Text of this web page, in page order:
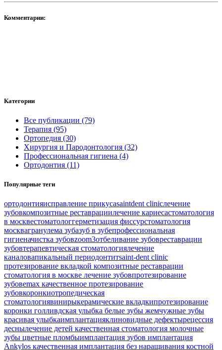
Комментарии:
Категории
Все публикации (79)
Терапия (95)
Ортопедия (30)
Хирургия и Пародонтология (32)
Профессиональная гигиена (4)
Ортодонтия (11)
Популярные теги
ортодонтияисправление прикусаsaintdent clinicлечение
зубовкомпозитные реставрациилечение кариесастоматология
в москвестоматологгерметизация фиссурстоматология
москвагранулема зубазуб в зубепрофессиональная
гигиеначистка зубовzoom3отбеливание зубовреставрации
зубовтерапевтическая стоматологиялечение
каналовапикальный периодонтитsaint-dent clinic
протезирование вкладкой композитные реставрации
стоматология в москве лечение зубовпротезирование
зубовemax качественное протезирование
зубовкоронкиотропедическая
стоматологиявинирыкерамические вкладкипротезирование
коронки голливдская улыбка белые зубы жемчужные зубы
красивая улыбкаимплантацияклиновидные дефектырецессия
деснылечение детей качественная стоматология молочные
зубы цветные пломбыимплантация зубов имплантация
Ankylos качественная имплантация без наращивания костной